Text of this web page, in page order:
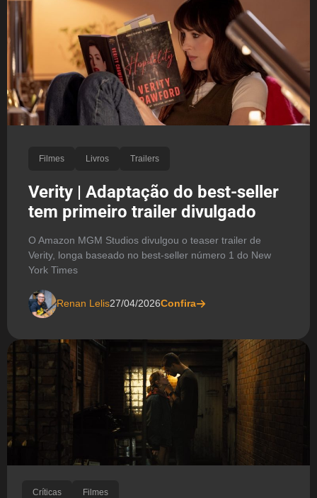
Filmes Livros Trailers
Verity | Adaptação do best-seller
tem primeiro trailer divulgado
O Amazon MGM Studios divulgou o teaser trailer de
Verity, longa baseado no best-seller número 1 do New
York Times
Renan Lelis27/04/2026Confira
Críticas Filmes